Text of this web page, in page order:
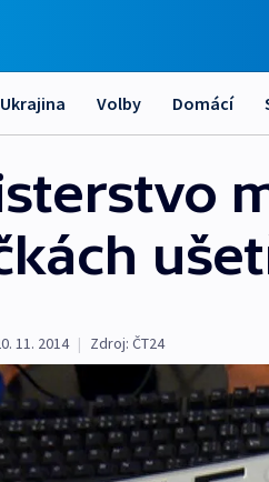
Ukrajina Volby Domácí
11. 2014 | Zdroj: ČT24